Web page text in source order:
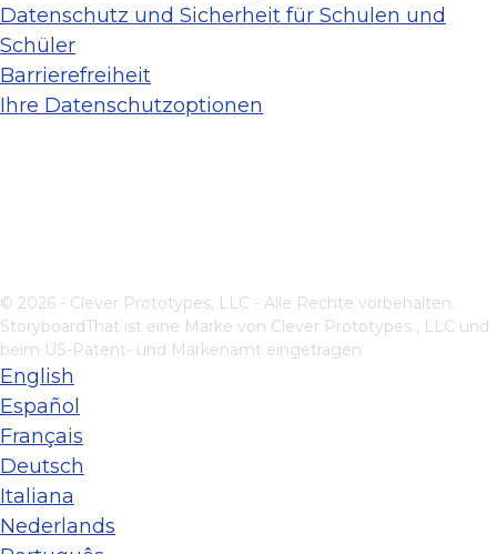
Datenschutz und Sicherheit für Schulen und
Schüler
Barrierefreiheit
Ihre Datenschutzoptionen
© 2026 - Clever Prototypes, LLC - Alle Rechte vorbehalten.
StoryboardThat ist eine Marke von Clever Prototypes , LLC und
beim US-Patent- und Markenamt eingetragen
English
Español
Français
Deutsch
Italiana
Nederlands